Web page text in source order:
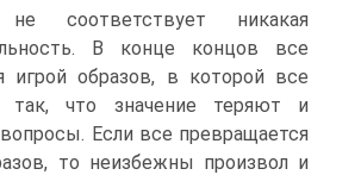
соответствует никакая
В конце концов все
игрой образов, в которой все
так, что значение теряют и
Если все превращается
то неиз­бежны произвол и